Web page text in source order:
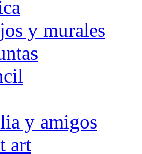
y murales
y amigos
art